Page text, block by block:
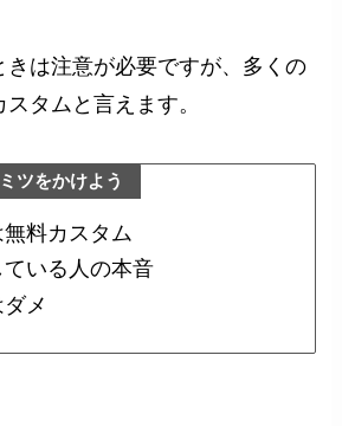
きは注意が必要ですが、多くの
タムと言えます。
ツをかけよう
料カスタム
いる人の本音
メ